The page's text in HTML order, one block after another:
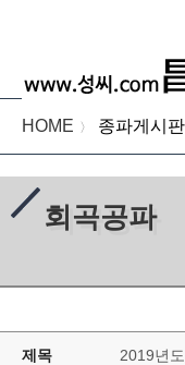
HOME 〉 종파게시판
회곡공파
제목 2019년